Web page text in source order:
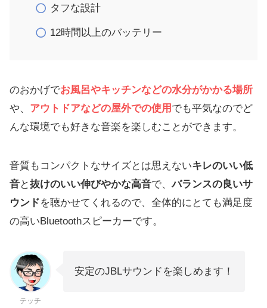
タフな設計
12時間以上のバッテリー
のおかげでお風呂やキッチンなどの水分がかかる場所
や、 アウトドアなどの屋外での使用 でも平気なのでど
んな環境でも好きな音楽を楽しむことができます。
音質もコンパクトなサイズとは思えないキレのいい低
音と抜けのいい伸びやかな高音で、バランスの良いサ
ウンドを聴かせてくれるので、全体的にとても満足度
の高いBluetoothスピーカーです。
テッチ
安定のJBLサウンドを楽しめます！